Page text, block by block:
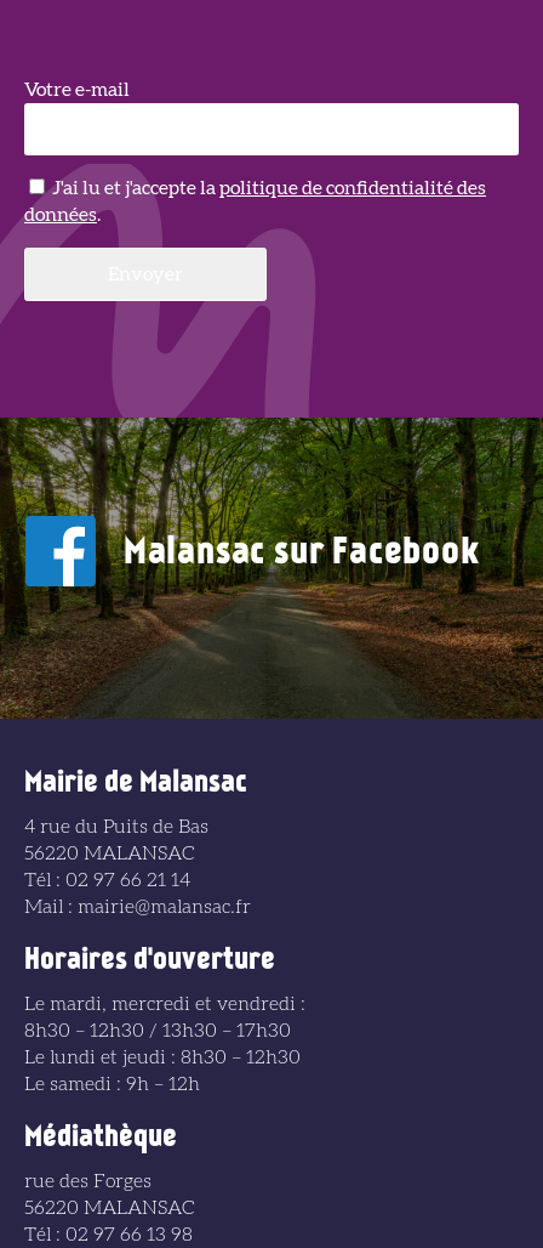
Votre e-mail
J'ai lu et j'accepte la politique de confidentialité des
données.
Malansac sur Facebook
Mairie de Malansac
4 rue du Puits de Bas
56220 MALANSAC
Tél : 02 97 66 21 14
Mail : mairie@malansac.fr
Horaires d'ouverture
Le mardi, mercredi et vendredi :
8h30 – 12h30 / 13h30 – 17h30
Le lundi et jeudi : 8h30 – 12h30
Le samedi : 9h – 12h
Médiathèque
rue des Forges
56220 MALANSAC
Tél : 02 97 66 13 98